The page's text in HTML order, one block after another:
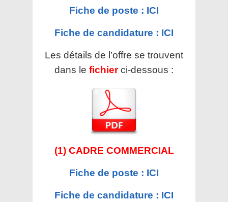
Fiche de poste : ICI
Fiche de candidature : ICI
Les détails de l’offre se trouvent
dans le fichier ci-dessous :
(1) CADRE COMMERCIAL
Fiche de poste : ICI
Fiche de candidature : ICI